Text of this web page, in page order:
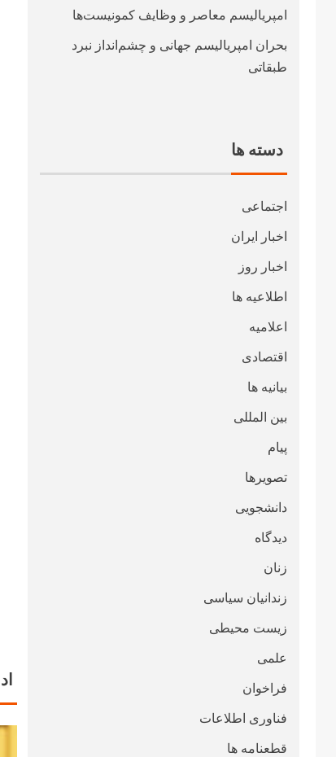
امپریالیسم معاصر و وظایف کمونیست‌ها
بحران امپریالیسم جهانی و چشم‌انداز نبرد
طبقاتی
دسته ها
اجتماعی
اخبار ایران
اخبار روز
اطلاعیه ها
اعلامیه
اقتصادی
بیانیه ها
بین المللی
پیام
تصویرها
دانشجویی
دیدگاه
زنان
زندانیان سیاسی
زیست محیطی
علمی
فراخوان
فناوری اطلاعات
قطعنامە ها